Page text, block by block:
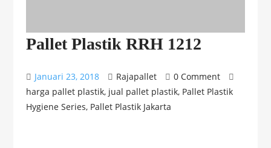
Pallet Plastik RRH 1212
Januari 23, 2018 Rajapallet
0 Comment
harga pallet plastik, jual pallet plastik, Pallet Plastik
Hygiene Series, Pallet Plastik Jakarta